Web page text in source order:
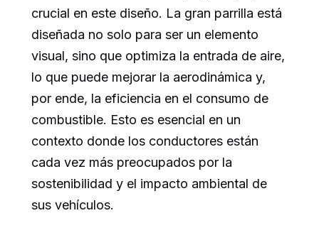
crucial en este diseño. La gran parrilla está
diseñada no solo para ser un elemento
visual, sino que optimiza la entrada de aire,
lo que puede mejorar la aerodinámica y,
por ende, la eficiencia en el consumo de
combustible. Esto es esencial en un
contexto donde los conductores están
cada vez más preocupados por la
sostenibilidad y el impacto ambiental de
sus vehículos.